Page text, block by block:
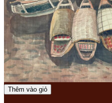
Thêm vào giỏ